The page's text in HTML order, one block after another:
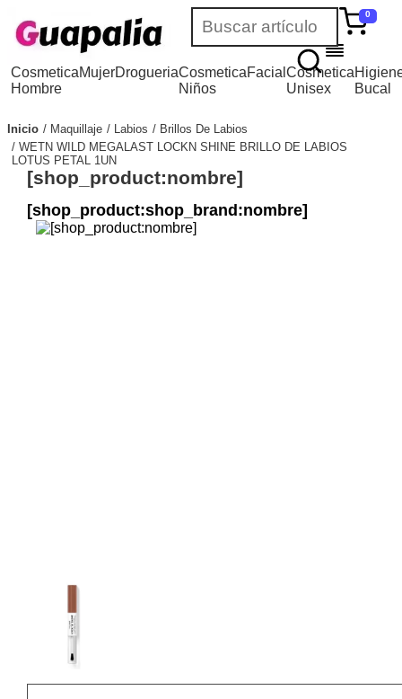
0
Cosmetica
Hombre
MujerDrogueriaCosmetica
Niños
FacialCosmetica
Unisex
Bucal
Inicio Maquillaje Labios
Brillos De Labios
WETN WILD MEGALAST LOCKN SHINE BRILLO DE LABIOS
LOTUS PETAL 1UN
[shop_product:nombre]
[shop_product:shop_brand:nombre]